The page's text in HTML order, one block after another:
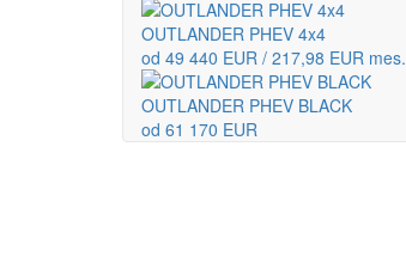
OUTLANDER PHEV 4x4
od 49 440 EUR / 217,98 EUR mes.
OUTLANDER PHEV BLACK
od 61 170 EUR